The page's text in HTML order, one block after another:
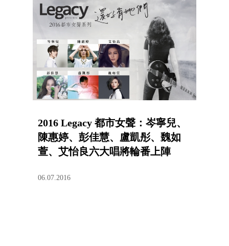
2016 Legacy 都市女聲：岑寧兒、
陳惠婷、彭佳慧、盧凱彤、魏如
萱、艾怡良六大唱將輪番上陣
06.07.2016